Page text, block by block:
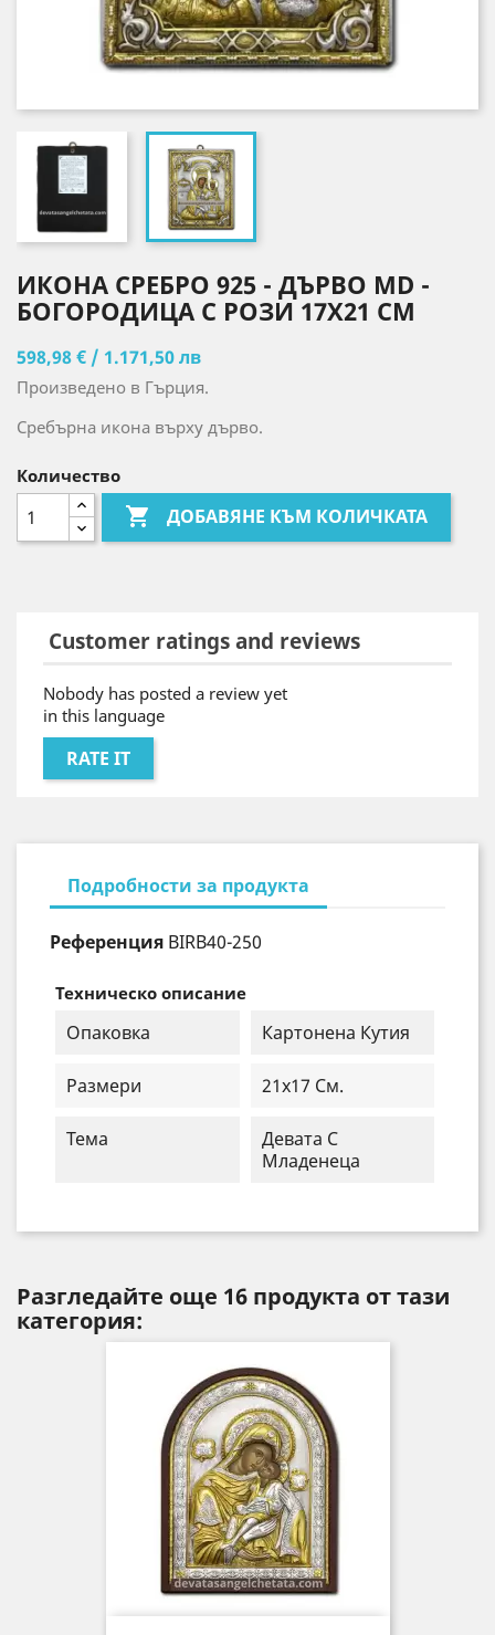
ИКОНА СРЕБРО 925 - ДЪРВО MD -
БОГОРОДИЦА С РОЗИ 17X21 CM
598,98 € / 1.171,50 лв
Произведено в Гърция.
Сребърна икона върху дърво.
Количество
 ДОБАВЯНЕ КЪМ КОЛИЧКАТА
Customer ratings and reviews
Nobody has posted a review yet
in this language
RATE IT
Подробности за продукта
Референция BIRB40-250
Техническо описание
Опаковка Картонена Кутия
Размери 21x17 См.
Тема
Девата С
Младенеца
Разгледайте още 16 продукта от тази
категория: